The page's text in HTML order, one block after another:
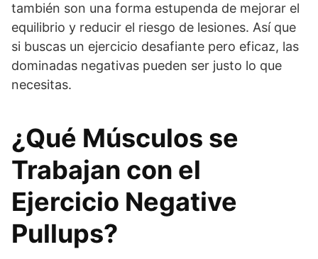
también son una forma estupenda de mejorar el
equilibrio y reducir el riesgo de lesiones. Así que
si buscas un ejercicio desafiante pero eficaz, las
dominadas negativas pueden ser justo lo que
necesitas.
¿Qué Músculos se
Trabajan con el
Ejercicio Negative
Pullups?